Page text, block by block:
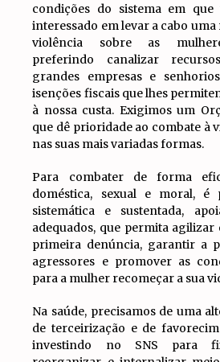
condições do sistema em que
interessado em levar a cabo
violência sobre as
preferindo canalizar
grandes empresas e
isenções fiscais que lhes
à nossa custa. Exigimos um
que dê prioridade ao combate à
nas suas mais variadas formas.
Para combater de forma
doméstica, sexual e moral, é
sistemática e sustentada,
adequados, que permita agilizar
primeira denúncia, garantir a
agressores e promover as
para a mulher recomeçar a sua
Na saúde, precisamos de uma
de terceirização e de
investindo no SNS para